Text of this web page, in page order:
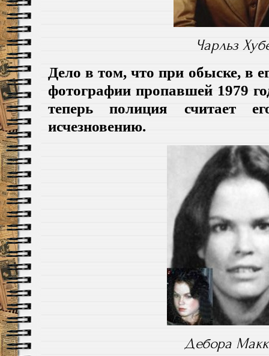
Чарльз
Дело в том, что при обыске, в
фотографии пропавшей 1979
теперь полиция считает
исчезновению.
Дебора